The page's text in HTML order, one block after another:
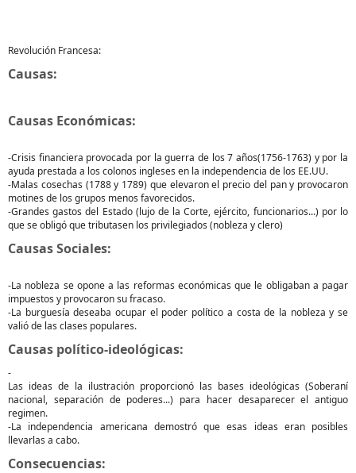
Revolución Francesa:
Causas:
Causas Económicas:
-Crisis financiera provocada por la guerra de los 7 años(1756-1763) y por la
ayuda prestada a los colonos ingleses en la independencia de los EE.UU.
-Malas cosechas (1788 y 1789) que elevaron el precio del pan y provocaron
motines de los grupos menos favorecidos.
-Grandes gastos del Estado (lujo de la Corte, ejército, funcionarios...) por lo
que se obligó que tributasen los privilegiados (nobleza y clero)
Causas Sociales:
-La nobleza se opone a las reformas económicas que le obligaban a pagar
impuestos y provocaron su fracaso.
-La burguesía deseaba ocupar el poder político a costa de la nobleza y se
valió de las clases populares.
Causas político-ideológicas:
-
Las ideas de la ilustración proporcionó las bases ideológicas (Soberaní
nacional, separación de poderes...) para hacer desaparecer el antiguo
regimen.
-La independencia americana demostró que esas ideas eran posibles
llevarlas a cabo.
Consecuencias: